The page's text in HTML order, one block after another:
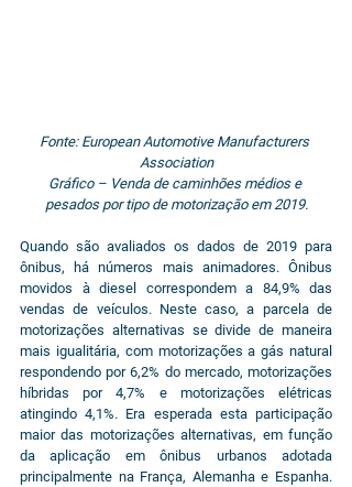
Fonte: European Automotive Manufacturers
Association
Gráfico – Venda de caminhões médios e
pesados por tipo de motorização em 2019.
Quando são avaliados os dados de 2019 para
ônibus, há números mais animadores. Ônibus
movidos à diesel correspondem a 84,9% das
vendas de veículos. Neste caso, a parcela de
motorizações alternativas se divide de maneira
mais igualitária, com motorizações a gás natural
respondendo por 6,2% do mercado, motorizações
híbridas por 4,7% e motorizações elétricas
atingindo 4,1%. Era esperada esta participação
maior das motorizações alternativas, em função
da aplicação em ônibus urbanos adotada
principalmente na França, Alemanha e Espanha.